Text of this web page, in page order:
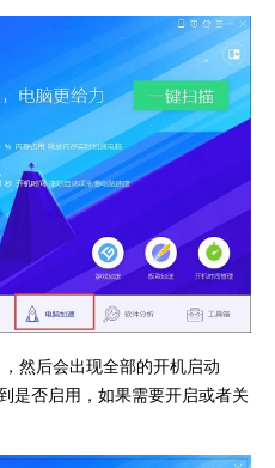
然后会出现全部的开机启动
是否启用，如果需要开启或者关